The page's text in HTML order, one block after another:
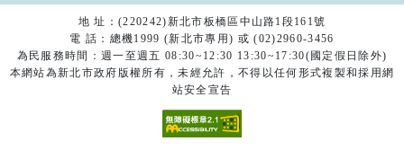
地 址：(220242)新北市板橋區中山路1段161號
電 話：總機1999 (新北市專用) 或 (02)2960-3456
為民服務時間：週一至週五 08:30~12:30 13:30~17:30(國定假日除外)
本網站為新北市政府版權所有，未經允許，不得以任何形式複製和採用網
站安全宣告